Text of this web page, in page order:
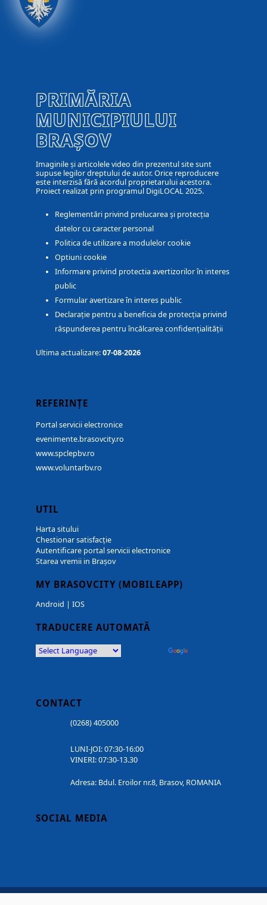
PRIMĂRIA
MUNICIPIULUI
BRAȘOV
Imaginile și articolele video din prezentul site sunt
supuse legilor dreptului de autor. Orice reproducere
este interzisă fără acordul proprietarului acestora.
Proiect realizat prin programul DigiLOCAL 2025.
Reglementări privind prelucarea și protecția
datelor cu caracter personal
Politica de utilizare a modulelor cookie
Optiuni cookie
Informare privind protectia avertizorilor în interes
public
Formular avertizare în interes public
Declarație pentru a beneficia de protecția privind
răspunderea pentru încălcarea confidențialității
Ultima actualizare:07-08-2026
REFERINȚE
Portal servicii electronice
evenimente.brasovcity.ro
www.spclepbv.ro
www.voluntarbv.ro
UTIL
Harta sitului
Chestionar satisfacție
Autentificare portal servicii electronice
Starea vremii in Brașov
MY BRASOVCITY (MOBILEAPP)
Android | IOS
TRADUCERE AUTOMATĂ
CONTACT
(0268) 405000
LUNI-JOI: 07:30-16:00
VINERI: 07:30-13.30
Adresa: Bdul. Eroilor nr.8, Brasov, ROMANIA
SOCIAL MEDIA